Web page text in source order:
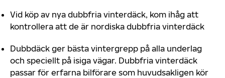
Vid köp av nya dubbfria vinterdäck, kom ihåg att
kontrollera att de är nordiska dubbfria vinterdäck
Dubbdäck ger bästa vintergrepp på alla underlag
och speciellt på isiga vägar. Dubbfria vinterdäck
passar för erfarna bilförare som huvudsakligen kör